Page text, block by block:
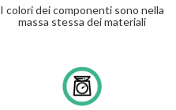
I colori dei componenti sono nella
massa stessa dei materiali